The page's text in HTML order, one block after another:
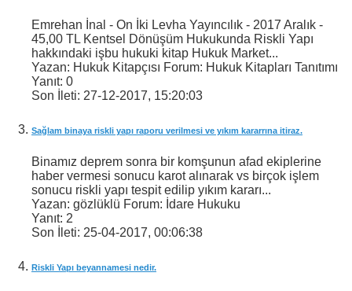
Emrehan İnal - On İki Levha Yayıncılık - 2017 Aralık -
45,00 TL Kentsel Dönüşüm Hukukunda Riskli Yapı
hakkındaki işbu hukuki kitap Hukuk Market...
Yazan: Hukuk Kitapçısı Forum: Hukuk Kitapları Tanıtımı
Yanıt: 0
Son İleti: 27-12-2017, 15:20:03
Sağlam binaya riskli yapı raporu verilmesi ve yıkım kararrına itiraz.
Binamız deprem sonra bir komşunun afad ekiplerine
haber vermesi sonucu karot alınarak vs birçok işlem
sonucu riskli yapı tespit edilip yıkım kararı...
Yazan: gözlüklü Forum: İdare Hukuku
Yanıt: 2
Son İleti: 25-04-2017, 00:06:38
Riskli Yapı beyannamesi nedir.